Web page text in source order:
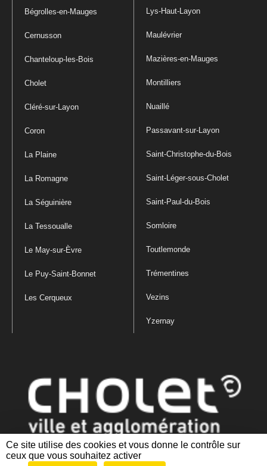
Ce site utilise des cookies et vous donne le contrôle sur
ceux que vous souhaitez activer
Bégrolles-en-Mauges
Cernusson
Chanteloup-les-Bois
Cholet
Cléré-sur-Layon
Coron
La Plaine
La Romagne
La Séguinière
La Tessoualle
Le May-sur-Èvre
Le Puy-Saint-Bonnet
Les Cerqueux
Lys-Haut-Layon
Maulévrier
Mazières-en-Mauges
Montilliers
Nuaillé
Passavant-sur-Layon
Saint-Christophe-du-Bois
Saint-Léger-sous-Cholet
Saint-Paul-du-Bois
Somloire
Toutlemonde
Trémentines
Vezins
Yzernay
Mentions légales|Politique de confidentialité